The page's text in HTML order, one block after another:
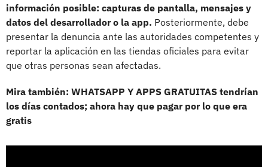
información posible: capturas de pantalla, mensajes y
datos del desarrollador o la app. Posteriormente, debe
presentar la denuncia ante las autoridades competentes y
reportar la aplicación en las tiendas oficiales para evitar
que otras personas sean afectadas.
Mira también: WHATSAPP Y APPS GRATUITAS tendrían
los días contados; ahora hay que pagar por lo que era
gratis